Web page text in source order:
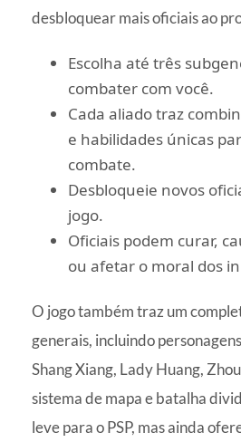
desbloquear mais oficiais ao
Escolha até três
combater com você.
Cada aliado traz
e habilidades únicas
combate.
Desbloqueie novos
jogo.
Oficiais podem curar,
ou afetar o moral dos
O jogo também traz um
generais, incluindo
Shang Xiang, Lady Huang,
sistema de mapa e batalha
leve para o PSP, mas ainda